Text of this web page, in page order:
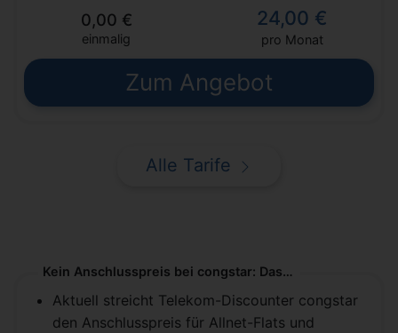
0,00 €
einmalig
24,00 €
pro Monat
Zum Angebot
Alle Tarife
Kein Anschlusspreis bei congstar: Das Wichtigste dazu
Aktuell streicht Telekom-Discounter congstar
den Anschlusspreis für Allnet-Flats und